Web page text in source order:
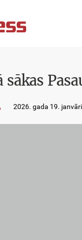
sākas
2026. gada 19.